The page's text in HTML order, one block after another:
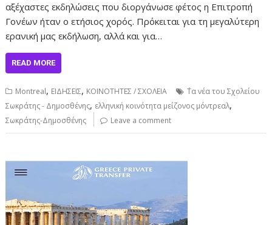
αξέχαστες εκδηλώσεις που διοργάνωσε φέτος η Επιτροπή
Γονέων ήταν ο ετήσιος χορός. Πρόκειται για τη μεγαλύτερη
ερανική μας εκδήλωση, αλλά και για…
READ MORE
Montreal, ΕΙΔΗΣΕΙΣ, ΚΟΙΝΟΤΗΤΕΣ / ΣΧΟΛΕΙΑ
΄Τα νέα του Σχολείου
Σωκράτης - Δημοσθένης, ελληνική κοινότητα μείζονος μόντρεαλ,
Σωκράτης-Δημοσθένης Leave a comment